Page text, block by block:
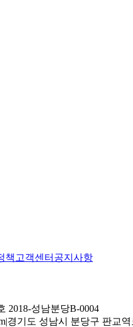
책 고객센터 공지사항
2018-성남분당B-0004
|경기도 성남시 분당구 판교